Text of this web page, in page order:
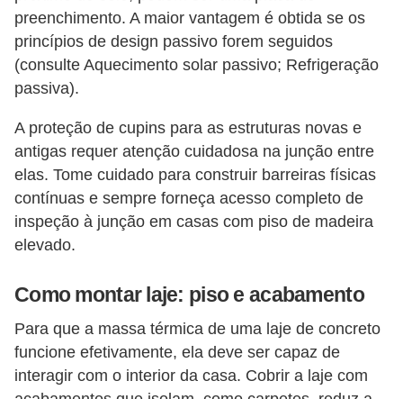
preenchimento. A maior vantagem é obtida se os
princípios de design passivo forem seguidos
(consulte Aquecimento solar passivo; Refrigeração
passiva).
A proteção de cupins para as estruturas novas e
antigas requer atenção cuidadosa na junção entre
elas. Tome cuidado para construir barreiras físicas
contínuas e sempre forneça acesso completo de
inspeção à junção em casas com piso de madeira
elevado.
Como montar laje: piso e acabamento
Para que a massa térmica de uma laje de concreto
funcione efetivamente, ela deve ser capaz de
interagir com o interior da casa. Cobrir a laje com